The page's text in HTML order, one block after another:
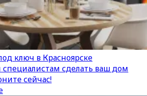
ключ в Красноярске
сделать ваш дом
сейчас!